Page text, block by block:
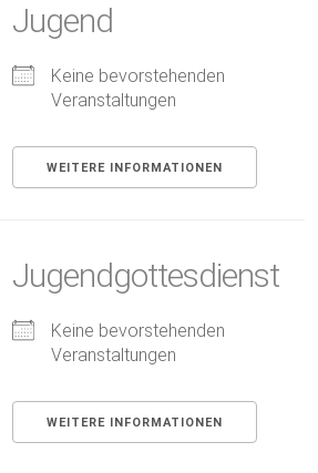
Jugend
Keine bevorstehenden
Veranstaltungen
WEITERE INFORMATIONEN
Jugendgottesdienst
Keine bevorstehenden
Veranstaltungen
WEITERE INFORMATIONEN